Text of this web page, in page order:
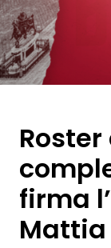
firma